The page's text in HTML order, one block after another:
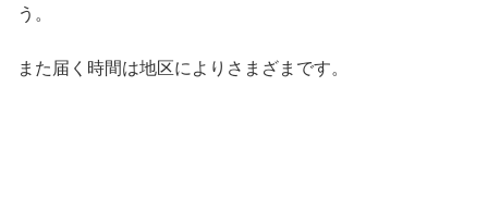
う。
また届く時間は地区によりさまざまです。